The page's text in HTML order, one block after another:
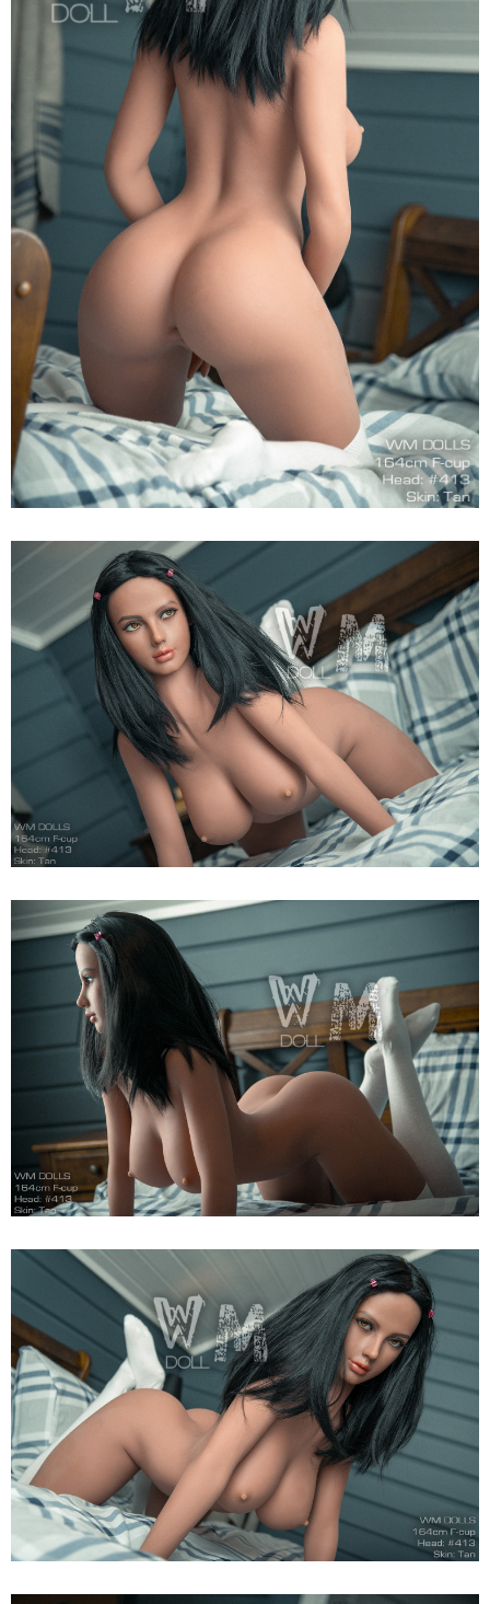
Siêu
Hot
Búp
Bê
WM
Cao
Cấp,
Hot
Búp
Bê
Dục
F
164cm
Thật,
Cấp,
Hot
Búp
Bê
Tình
Dục
WM
Dolls
F
Anita
164cm
Siêu
Thật,
Cao
Cấp,
Hot
Búp